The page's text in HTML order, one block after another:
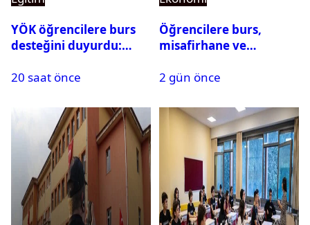
YÖK öğrencilere burs
desteğini duyurdu:
açıklandı
20 saat önce
Öğrencilere burs,
misafirhane ve
Başvurular başladı
2 gün önce